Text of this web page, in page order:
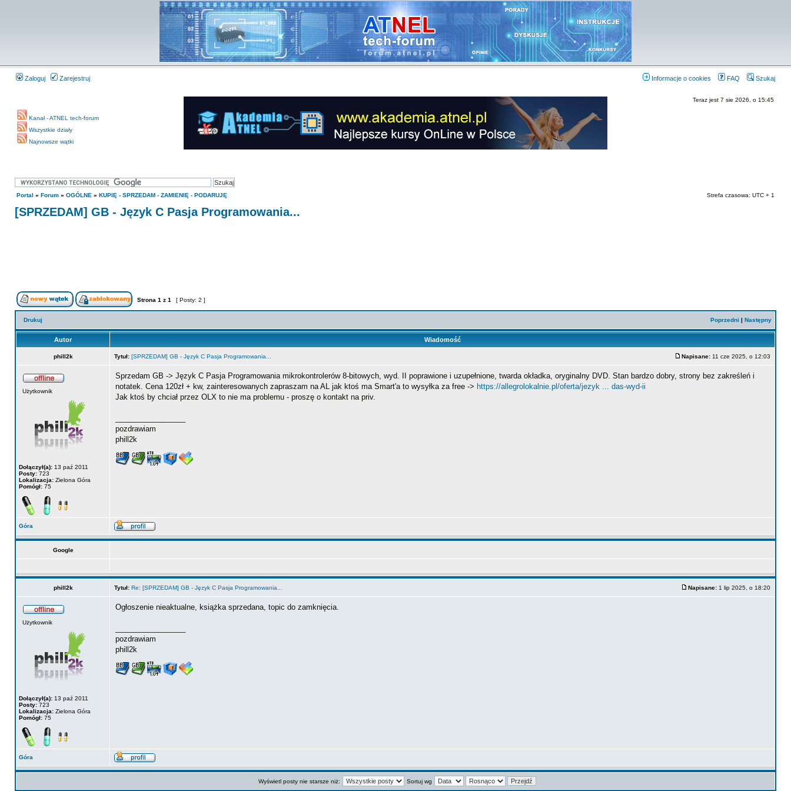
Zaloguj Zarejestruj Informacje o cookies FAQ Szukaj
Kanał - ATNEL tech-forum
Wszystkie działy
Najnowsze wątki
Teraz jest 7 sie 2026, o 15:45
Portal » Forum » OGÓLNE » KUPIĘ - SPRZEDAM - ZAMIENIĘ - PODARUJĘ Strefa czasowa: UTC + 1
[SPRZEDAM] GB - Język C Pasja Programowania...
Strona 1 z 1 [ Posty: 2 ]
Drukuj Poprzedni | Następny
Autor Wiadomość
phill2k Tytuł: [SPRZEDAM] GB - Język C Pasja Programowania... Napisane: 11 cze 2025, o 12:03
Użytkownik
Dołączył(a): 13 paź 2011
Posty: 723
Lokalizacja: Zielona Góra
Pomógł: 75
Sprzedam GB -> Język C Pasja Programowania mikrokontrolerów 8-bitowych, wyd. II poprawione i uzupełnione, twarda okładka, oryginalny DVD. Stan bardzo dobry, strony bez zakreśleń i
notatek. Cena 120zł + kw, zainteresowanych zapraszam na AL jak ktoś ma Smart'a to wysyłka za free -> https://allegrolokalnie.pl/oferta/jezyk ... das-wyd-ii
Jak ktoś by chciał przez OLX to nie ma problemu - proszę o kontakt na priv.
pozdrawiam
phill2k
Góra
Google
phill2k Tytuł: Re: [SPRZEDAM] GB - Język C Pasja Programowania... Napisane: 1 lip 2025, o 18:20
Użytkownik
Dołączył(a): 13 paź 2011
Posty: 723
Lokalizacja: Zielona Góra
Pomógł: 75
Ogłoszenie nieaktualne, książka sprzedana, topic do zamknięcia.
pozdrawiam
phill2k
Góra
Wyświetl posty nie starsze niż: Sortuj wg